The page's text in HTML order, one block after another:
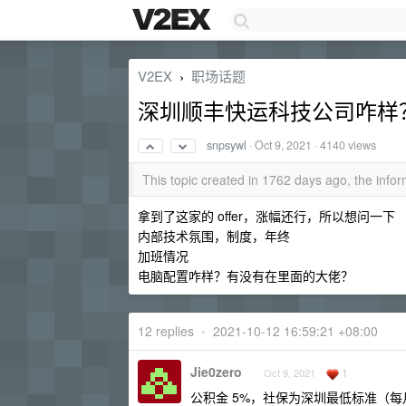
V2EX › 职场话题
深圳顺丰快运科技公司咋样
snpsywl ·Oct 9, 2021 · 4140 views
This topic created in 1762 days ago, the
拿到了这家的 offer，涨幅还行，所以想问一下
内部技术氛围，制度，年终
加班情况
电脑配置咋样？有没有在里面的大佬？
12 replies • 2021-10-12 16:59:21 +08:00
Jie0zero Oct 9, 2021 1
公积金 5%，社保为深圳最低标准（